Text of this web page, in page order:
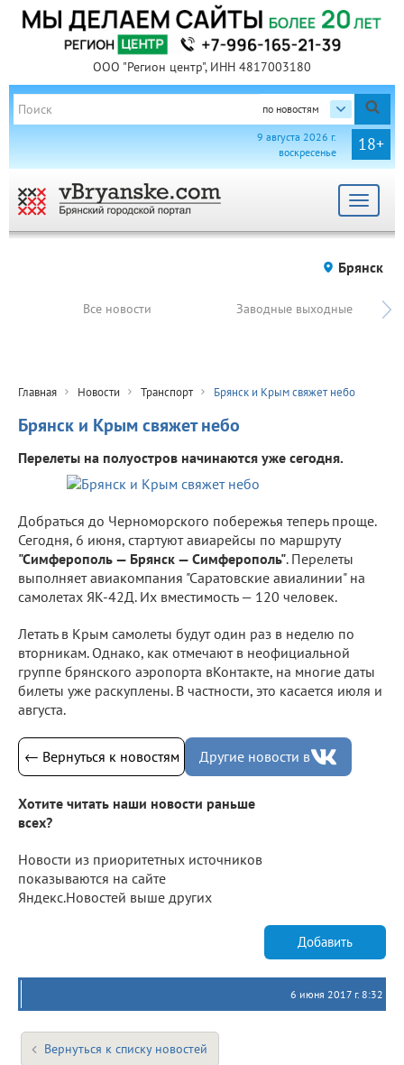
ООО "Регион центр", ИНН 4817003180
по новостям
18+
9 августа 2026 г.
воскресенье
Toggle
Брянск
Все новости Заводные выходные
Главная Новости Транспорт Брянск и Крым свяжет небо
Брянск и Крым свяжет небо
Перелеты на полуостров начинаются уже сегодня.
Добраться до Черноморского побережья теперь проще.
Сегодня, 6 июня, стартуют авиарейсы по маршруту
"Симферополь — Брянск — Симферополь". Перелеты
выполняет авиакомпания "Саратовские авиалинии" на
самолетах ЯК-42Д. Их вместимость — 120 человек.
Летать в Крым самолеты будут один раз в неделю по
вторникам. Однако, как отмечают в неофициальной
группе брянского аэропорта вКонтакте, на многие даты
билеты уже раскуплены. В частности, это касается июля и
августа.
← Вернуться к новостям Другие новости в
Хотите читать наши новости раньше
всех?
Новости из приоритетных источников
показываются на сайте
Яндекс.Новостей выше других
Добавить
6 июня 2017 г. 8:32
Вернуться к списку новостей